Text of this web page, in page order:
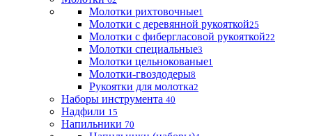
Молотки рихтовочные1
Молотки с деревянной рукояткой25
Молотки с фибергласовой рукояткой22
Молотки специальные3
Молотки цельнокованые1
Молотки-гвоздодеры8
Рукоятки для молотка2
Наборы инструмента 40
Надфили 15
Напильники 70